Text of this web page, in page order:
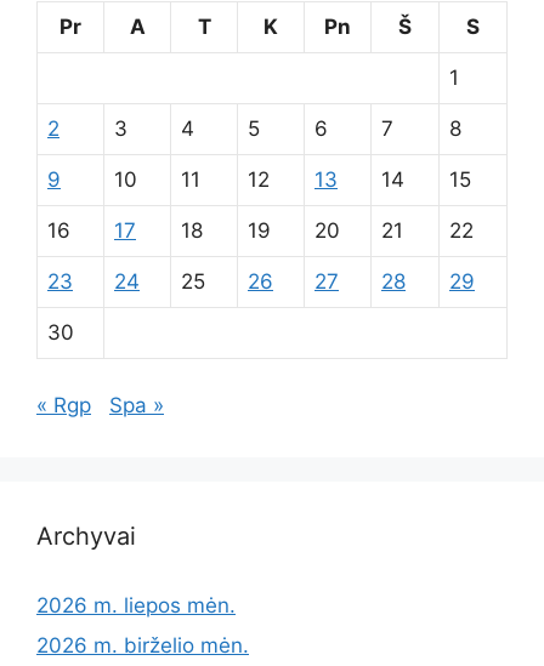
Pr
A T K Pn Š S
1
2 3 4 5 6 7 8
9 10 11 12 13 14 15
16 17 18 19 20 21 22
23 24 25 26 27 28 29
30
« Rgp Spa »
Archyvai
2026 m. liepos mėn.
2026 m. birželio mėn.